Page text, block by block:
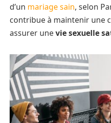
d’un mariage sain, selon
contribue à maintenir une
assurer unevie sexuelle